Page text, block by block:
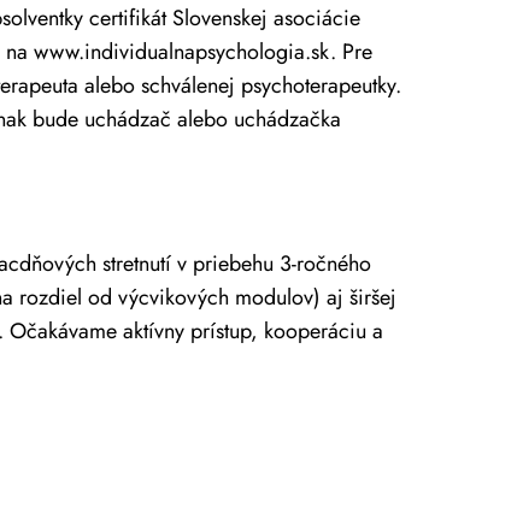
certifikát Slovenskej asociácie
www.individualnapsychologia.sk. Pre
alebo schválenej psychoterapeutky.
bude uchádzač alebo uchádzačka
stretnutí v priebehu 3-ročného
rozdiel od výcvikových modulov) aj širšej
aktívny prístup, kooperáciu a